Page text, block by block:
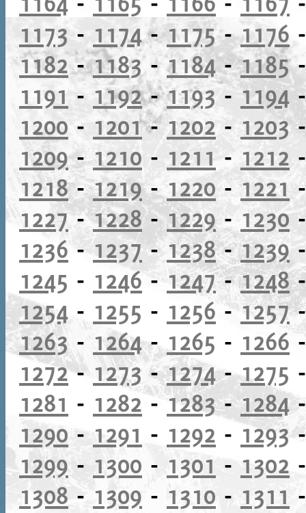
1173- 1174-1175-1176
1182-1183-1184-1185
1191 - 1192-1193-1194
1200 - 1201-1202- 1203
1209-1210 - 1211- 1212
1218-1219-1220- 1221
1227-1228-1229- 1230
1236-1237- 1238-1239
1245 - 1246-1247-1248
1254 - 1255 - 1256 -1257
1263- 1264- 1265 - 1266
1272- 1273-1274-1275
1281 - 1282-1283-1284
1290- 1291 - 1292 - 1293
1299- 1300 - 1301 - 1302
1308- 1309 - 1310 - 1311